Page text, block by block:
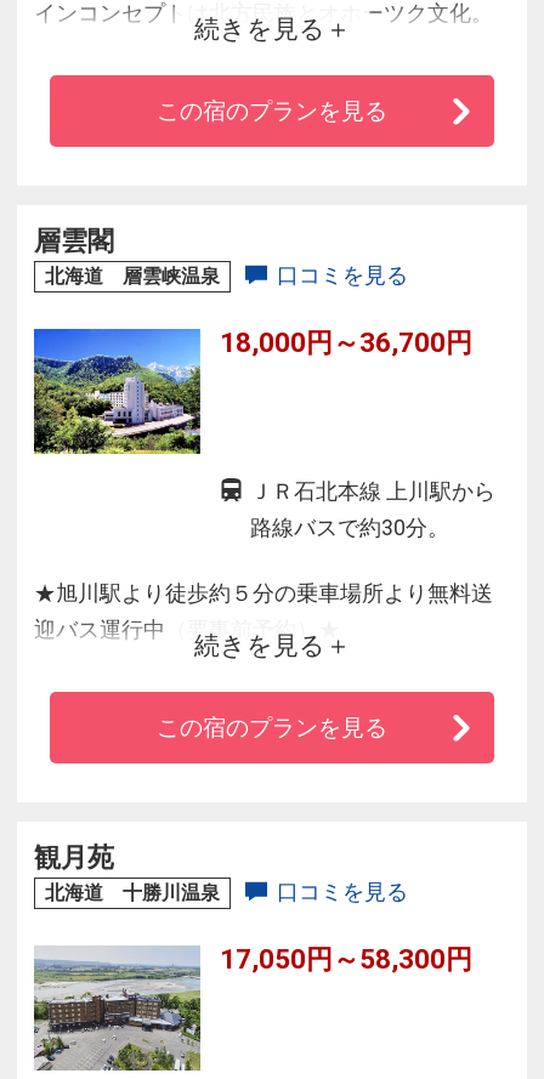
インコンセプトは北方民族とオホーツク文化。
自慢の露天風呂付客室の他、和室・洋室・和洋
室・洋座室など多彩な客室をご用意。
太古の浪漫あふれる北天の丘の休日を、こころ
続きを見る
この宿のプランを見る
層雲閣
北海道 層雲峡温泉 口コミを見る
18,000円～36,700円
ＪＲ石北本線 上川駅から
路線バスで約30分。
★旭川駅より徒歩約５分の乗車場所より無料送
迎バス運行中（要事前予約）★
＊全室空気清浄機完備
＊５階 峡谷露天風呂 ～毎分約８００リットル！
続きを見る
この宿のプランを見る
観月苑
北海道 十勝川温泉 口コミを見る
17,050円～58,300円